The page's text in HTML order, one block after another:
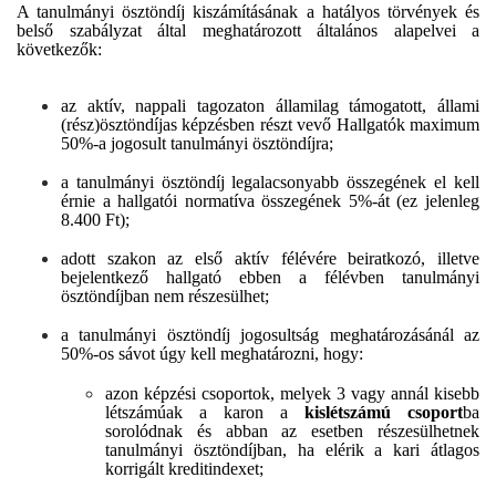
A tanulmányi ösztöndíj kiszámításának a hatályos törvények és
belső szabályzat által meghatározott általános alapelvei a
következők:
az aktív, nappali tagozaton államilag támogatott, állami
(rész)ösztöndíjas képzésben részt vevő Hallgatók maximum
50%-a jogosult tanulmányi ösztöndíjra;
a tanulmányi ösztöndíj legalacsonyabb összegének el kell
érnie a hallgatói normatíva összegének 5%-át (ez jelenleg
8.400 Ft);
adott szakon az első aktív félévére beiratkozó, illetve
bejelentkező hallgató ebben a félévben tanulmányi
ösztöndíjban nem részesülhet;
a tanulmányi ösztöndíj jogosultság meghatározásánál az
50%-os sávot úgy kell meghatározni, hogy:
azon képzési csoportok, melyek 3 vagy annál kisebb
létszámúak a karon a kislétszámú csoportba
sorolódnak és abban az esetben részesülhetnek
tanulmányi ösztöndíjban, ha elérik a kari átlagos
korrigált kreditindexet;